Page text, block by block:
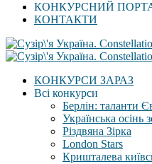
КОНКУРСНИЙ
КОНТАКТИ
КОНКУРСИ ЗАРАЗ
Всі конкурси
Берлін: таланти
Українська осінь
Різдвяна Зірка
London Stars
Кришталева